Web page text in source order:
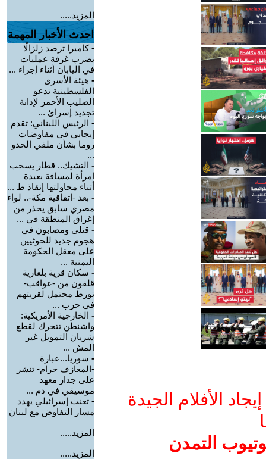
الأفلام الجيدة
التمدن
المزيد.....
احدث الأخبار المهمة
-كاميرا ترصد زلزالًا
يضرب غرفة عمليات
في اليابان أثناء إجراء ...
- هيئة الأسرى
الفلسطينية تدعو
الصليب الأحمر لإدانة
تجديد إسرائ ...
- الرئيس اللبناني: تقدم
إيجابي في مفاوضات
روما بشأن ملفي الحدو
...
- التشيك.. قطار يسحب
امرأة لمسافة بعيدة
أثناء محاولتها إنقاذ ط ...
- بعد -اتفاقية مكة-.. لواء
مصري سابق يحذر من
إغراق المنطقة في ...
- قتلى ومصابون في
هجوم جديد للحوثيين
على معقل الحكومة
اليمنية ...
- سكان قرية بلغارية
قلقون من -عواقب-
تورط محتمل لقريتهم
في حرب ...
- الخارجية الأمريكية:
واشنطن تتحرك لقطع
شريان التمويل غير
المش ...
- سوريا...عبارة
-المعازف حرام- تنشر
على جدار معهد
موسيقي في دم ...
- تعنت إسرائيلي يهدد
مسار التفاوض مع لبنان
المزيد.....
المزيد.....